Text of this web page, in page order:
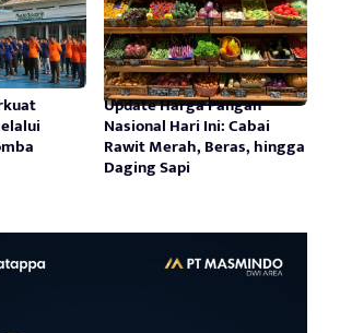
Update Harga Pangan
Nasional Hari Ini: Cabai
Rawit Merah, Beras, hingga
Daging Sapi